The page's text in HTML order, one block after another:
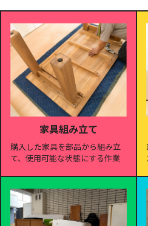
家具組み立て
購入した家具を部品から組み立
て、使用可能な状態にする作業